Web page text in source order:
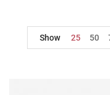
Show
25 50